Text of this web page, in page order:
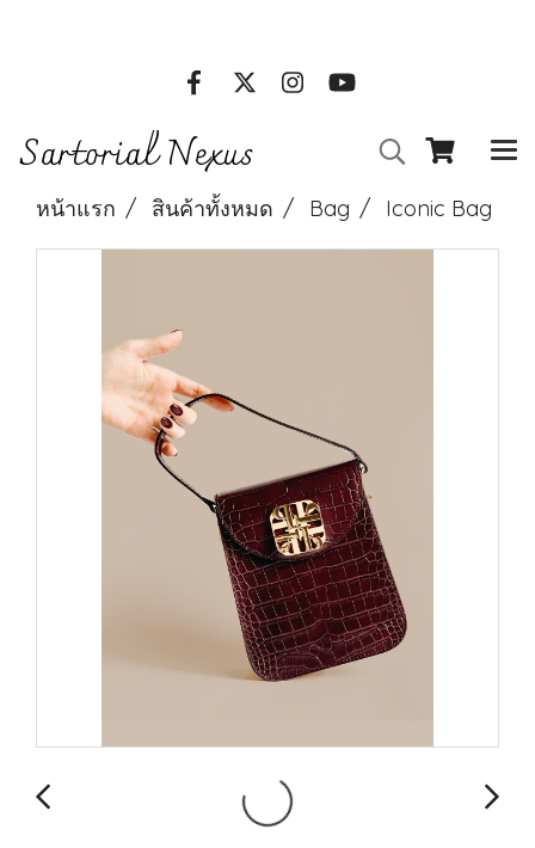
Sartorial Nexus
หน้าแรก สินค้าทั้งหมด Bag Iconic Bag